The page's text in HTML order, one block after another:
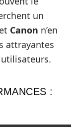
un
et Canon n’en
attrayantes
: